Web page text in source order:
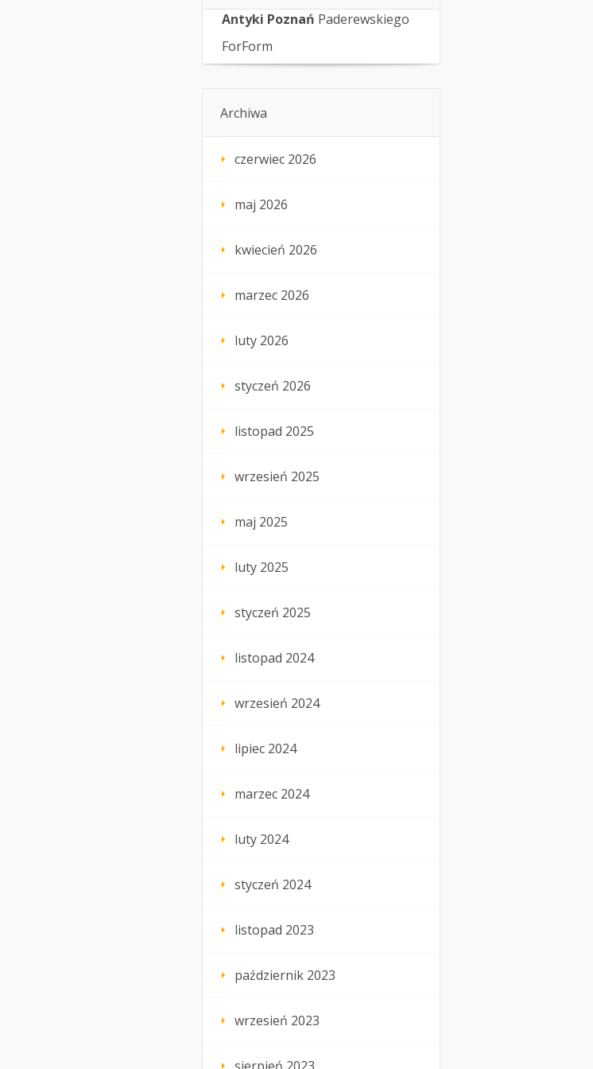
Antyki Poznań Paderewskiego
ForForm
Archiwa
czerwiec 2026
maj 2026
kwiecień 2026
marzec 2026
luty 2026
styczeń 2026
listopad 2025
wrzesień 2025
maj 2025
luty 2025
styczeń 2025
listopad 2024
wrzesień 2024
lipiec 2024
marzec 2024
luty 2024
styczeń 2024
listopad 2023
październik 2023
wrzesień 2023